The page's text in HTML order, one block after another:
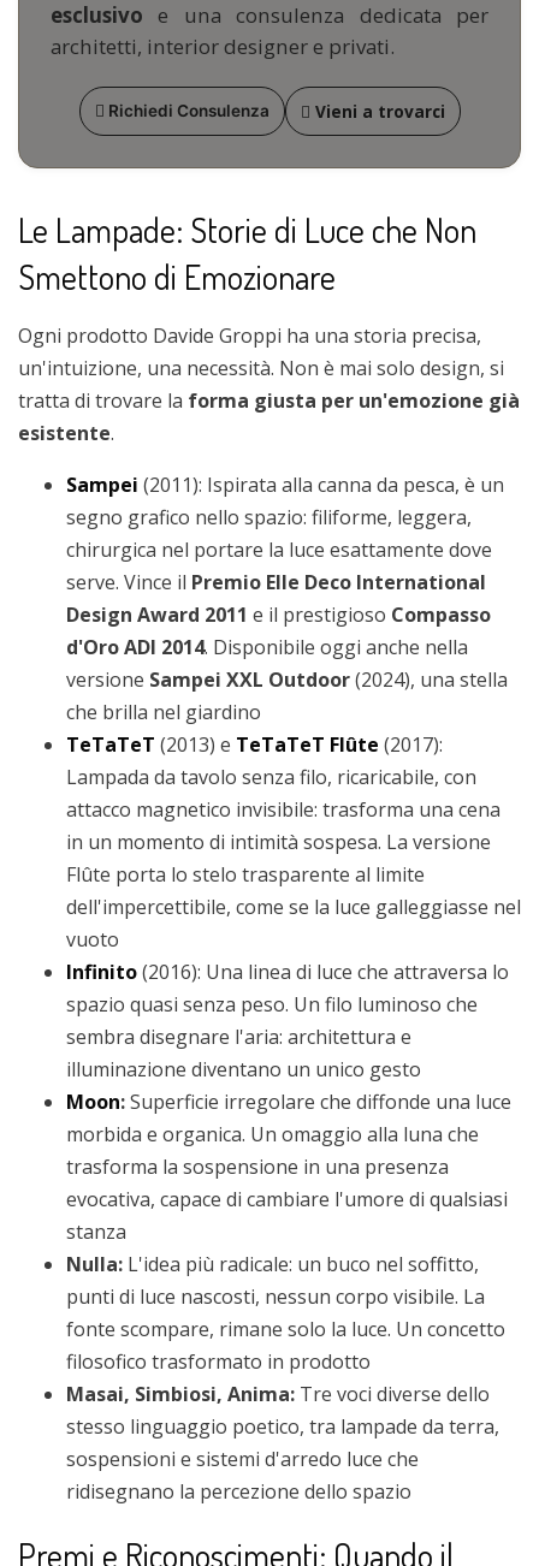
esclusivo e una consulenza dedicata per
architetti, interior designer e privati.
Richiedi Consulenza Vieni a trovarci
Le Lampade: Storie di Luce che Non
Smettono di Emozionare
Ogni prodotto Davide Groppi ha una storia precisa,
un'intuizione, una necessità. Non è mai solo design, si
tratta di trovare la forma giusta per un'emozione già
esistente.
Sampei (2011): Ispirata alla canna da pesca, è un
segno grafico nello spazio: filiforme, leggera,
chirurgica nel portare la luce esattamente dove
serve. Vince il Premio Elle Deco International
Design Award 2011 e il prestigioso Compasso
d'Oro ADI 2014. Disponibile oggi anche nella
versione Sampei XXL Outdoor(2024), una stella
che brilla nel giardino
TeTaTeT (2013) e TeTaTeT Flûte (2017):
Lampada da tavolo senza filo, ricaricabile, con
attacco magnetico invisibile: trasforma una cena
in un momento di intimità sospesa. La versione
Flûte porta lo stelo trasparente al limite
dell'impercettibile, come se la luce galleggiasse nel
vuoto
Infinito(2016): Una linea di luce che attraversa lo
spazio quasi senza peso. Un filo luminoso che
sembra disegnare l'aria: architettura e
illuminazione diventano un unico gesto
Moon:Superficie irregolare che diffonde una luce
morbida e organica. Un omaggio alla luna che
trasforma la sospensione in una presenza
evocativa, capace di cambiare l'umore di qualsiasi
stanza
Nulla: L'idea più radicale: un buco nel soffitto,
punti di luce nascosti, nessun corpo visibile. La
fonte scompare, rimane solo la luce. Un concetto
filosofico trasformato in prodotto
Masai, Simbiosi, Anima: Tre voci diverse dello
stesso linguaggio poetico, tra lampade da terra,
sospensioni e sistemi d'arredo luce che
ridisegnano la percezione dello spazio
Premi e Riconoscimenti: Quando il